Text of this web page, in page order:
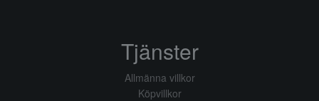
Tjänster
Allmänna villkor
Köpvillkor